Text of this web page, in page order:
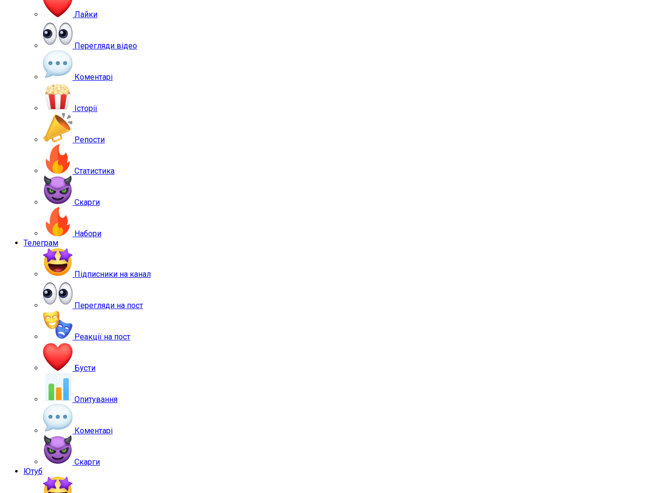
Лайки
Перегляди відео
Коментарі
Історії
Репости
Статистика
Скарги
Набори
Телеграм
Підписники на канал
Перегляди на пост
Реакції на пост
Бусти
Опитування
Коментарі
Скарги
Ютуб